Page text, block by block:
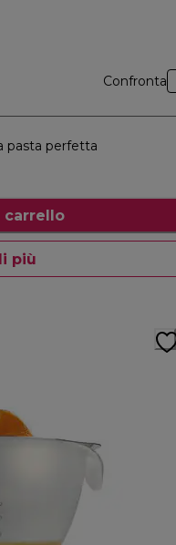
Confronta
pasta perfetta
carrello
più